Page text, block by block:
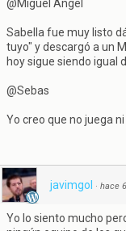
@Miguel Ángel
Sabella fue muy listo
tuyo" y descargó a un
hoy sigue siendo igual
@Sebas
Yo creo que no juega
javimgol · hace
Yo lo siento mucho